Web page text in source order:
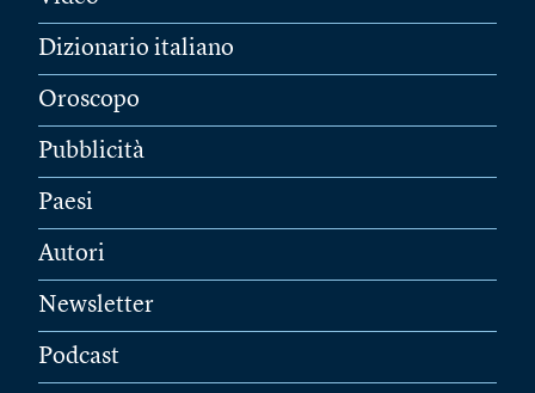
Dizionario italiano
Oroscopo
Pubblicità
Paesi
Autori
Newsletter
Podcast